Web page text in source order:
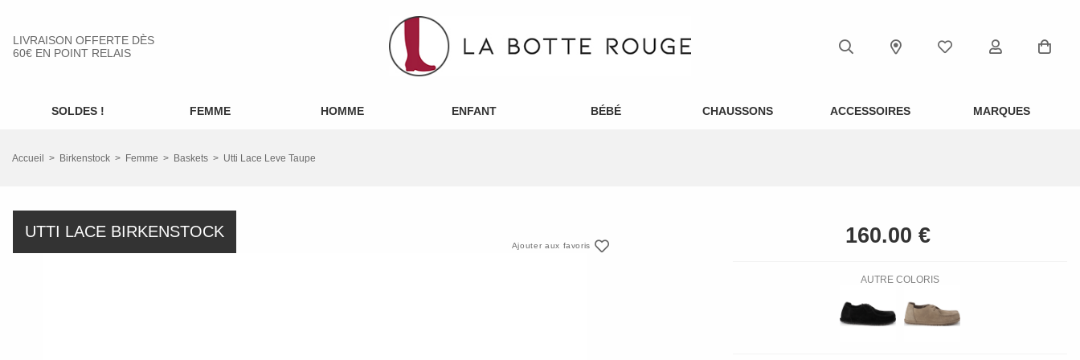
LIVRAISON OFFERTE DÈS
60€ EN POINT RELAIS
SOLDES ! FEMME HOMME ENFANT BÉBÉ CHAUSSONS ACCESSOIRES MARQUES
Accueil Birkenstock Femme Baskets Utti Lace Leve Taupe
UTTI LACE BIRKENSTOCK
Ajouter aux favoris
AUTRE COLORIS